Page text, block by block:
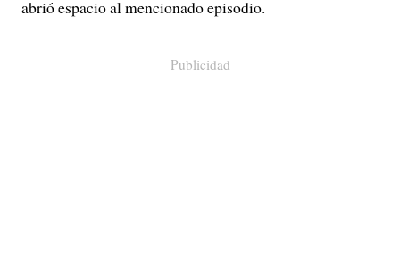
abrió espacio al mencionado episodio.
Publicidad